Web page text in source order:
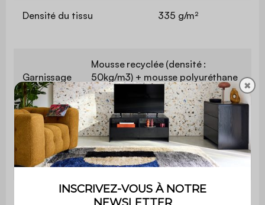
Densité du tissu 335 g/m²
Garnissage
Mousse recyclée (densité :
50kg/m3) + mousse polyuréthane
(densité : 18kg/m3)
Profondeur
d'assise
67 cm
Usage usage domestique uniquement
Garantie 2 ans
✖